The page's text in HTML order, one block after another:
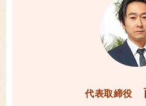
代表取締役